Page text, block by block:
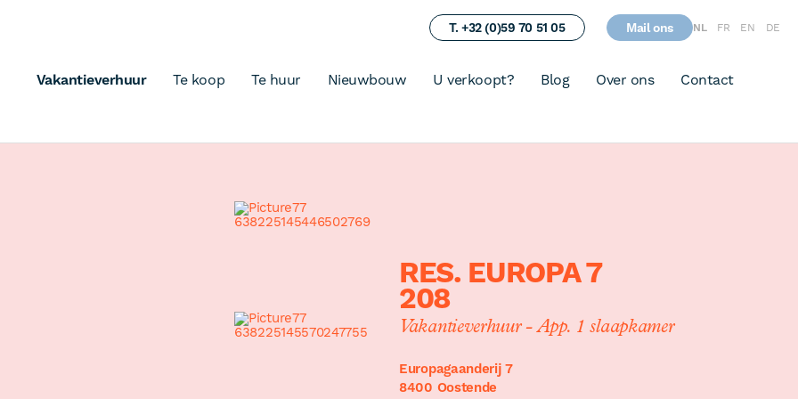
T. +32 (0)59 70 51 05 Mail ons NL FR EN DE
Vakantieverhuur Te koop Te huur Nieuwbouw U verkoopt? Blog Over ons Contact
RES. EUROPA 7
208
Vakantieverhuur - App. 1 slaapkamer
Europagaanderij 7
8400 Oostende